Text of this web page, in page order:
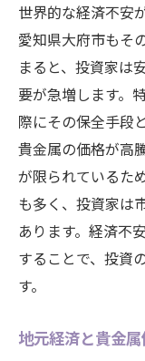
愛知県大府
投資魅
地域特
高騰期
投資家ネ
大府市
投資家
貴金属価格
地域経
地元産
世界的な経済不安
愛知県大府市もそ
まると、投資家は
要が急増します。
際にその保全手段
貴金属の価格が高
が限られているた
も多く、投資家は
あります。経済不
することで、投資
す。
地元経済と貴金